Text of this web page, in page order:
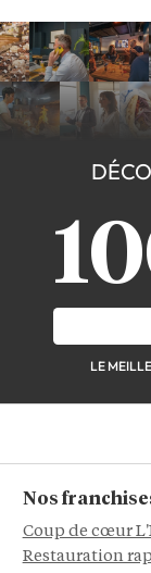
LE
Nos
Coup de cœur
Restauration